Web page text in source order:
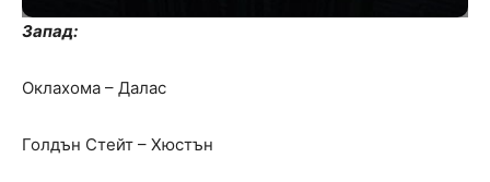
Запад:
Оклахома – Далас
Голдън Стейт – Хюстън